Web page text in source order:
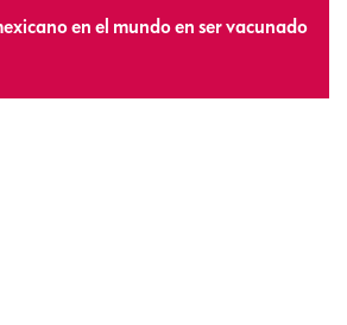
en el mundo en ser vacunado